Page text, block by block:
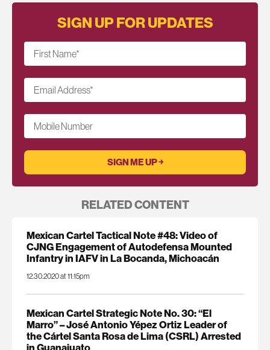
SIGN UP FOR UPDATES
First Name*
Email Address*
Mobile Number
RELATED CONTENT
Mexican Cartel Tactical Note #48: Video of
CJNG Engagement of Autodefensa Mounted
Infantry in IAFV in La Bocanda, Michoacán
12.30.2020 at 11:15pm
Mexican Cartel Strategic Note No. 30: “El
Marro” – José Antonio Yépez Ortiz Leader of
the Cártel Santa Rosa de Lima (CSRL) Arrested
in Guanajuato